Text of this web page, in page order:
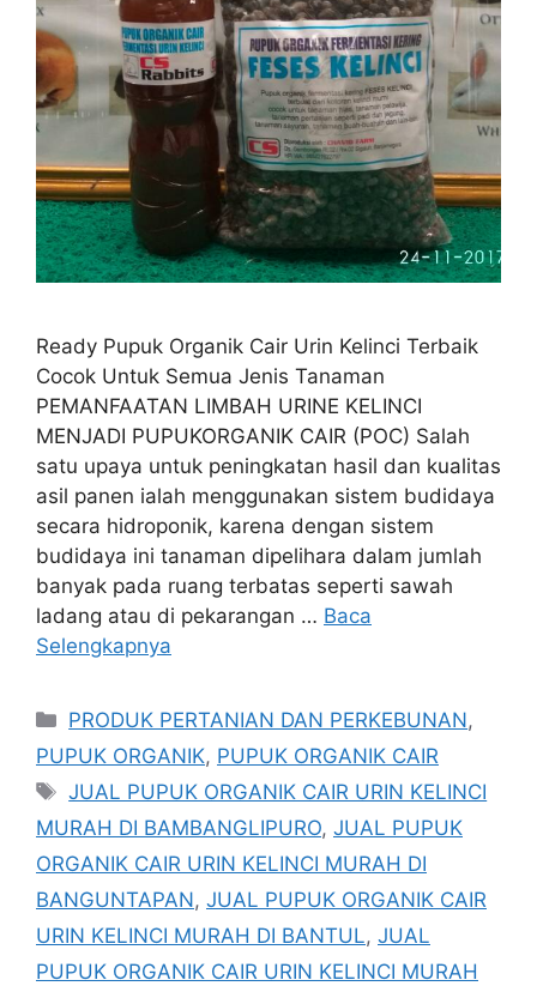
Ready Pupuk Organik Cair Urin Kelinci Terbaik
Cocok Untuk Semua Jenis Tanaman
PEMANFAATAN LIMBAH URINE KELINCI
MENJADI PUPUKORGANIK CAIR (POC) Salah
satu upaya untuk peningkatan hasil dan kualitas
asil panen ialah menggunakan sistem budidaya
secara hidroponik, karena dengan sistem
budidaya ini tanaman dipelihara dalam jumlah
banyak pada ruang terbatas seperti sawah
ladang atau di pekarangan … Baca
Selengkapnya
Kategori
PRODUK PERTANIAN DAN PERKEBUNAN,
PUPUK ORGANIK, PUPUK ORGANIK CAIR
Tag
JUAL PUPUK ORGANIK CAIR URIN KELINCI
MURAH DI BAMBANGLIPURO, JUAL PUPUK
ORGANIK CAIR URIN KELINCI MURAH DI
BANGUNTAPAN, JUAL PUPUK ORGANIK CAIR
URIN KELINCI MURAH DI BANTUL, JUAL
PUPUK ORGANIK CAIR URIN KELINCI MURAH